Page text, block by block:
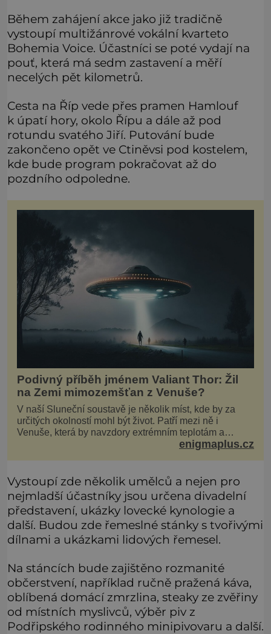
Během zahájení akce jako již tradičně
vystoupí multižánrové vokální kvarteto
Bohemia Voice. Účastníci se poté vydají na
pouť, která má sedm zastavení a měří
necelých pět kilometrů.
Cesta na Říp vede přes pramen Hamlouf
k úpatí hory, okolo Řípu a dále až pod
rotundu svatého Jiří. Putování bude
zakončeno opět ve Ctiněvsi pod kostelem,
kde bude program pokračovat až do
pozdního odpoledne.
Podivný příběh jménem Valiant Thor: Žil
na Zemi mimozemšťan z Venuše?
V naší Sluneční soustavě je několik míst, kde by za
určitých okolností mohl být život. Patří mezi ně i
Venuše, která by navzdory extrémním teplotám a
smrtícímu složení atmosféry teoreticky mohla ukrývat
enigmaplus.cz
Vystoupí zde několik umělců a nejen pro
nejmladší účastníky jsou určena divadelní
představení, ukázky lovecké kynologie a
další. Budou zde řemeslné stánky s tvořivými
dílnami a ukázkami lidových řemesel.
Na stáncích bude zajištěno rozmanité
občerstvení, například ručně pražená káva,
oblíbená domácí zmrzlina, steaky ze zvěřiny
od místních myslivců, výběr piv z
Podřipského rodinného minipivovaru a další.